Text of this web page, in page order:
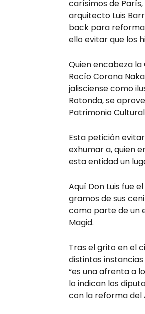
carísimos de
arquitecto Luis
back para
ello evitar que los
Quien encabeza la
Rocío Corona
jalisciense como
Rotonda, se
Patrimonio
Esta petición
exhumar a, quien
esta entidad un
Aquí Don Luis fue
gramos de sus
como parte de un
Magid.
Tras el grito en el
distintas
“es una afrenta a
lo indican los
con la reforma del